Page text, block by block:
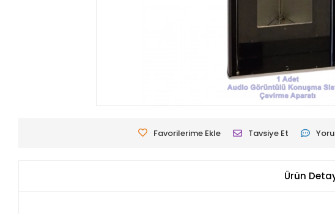
Favorilerime Ekle Tavsiye Et
Ürün